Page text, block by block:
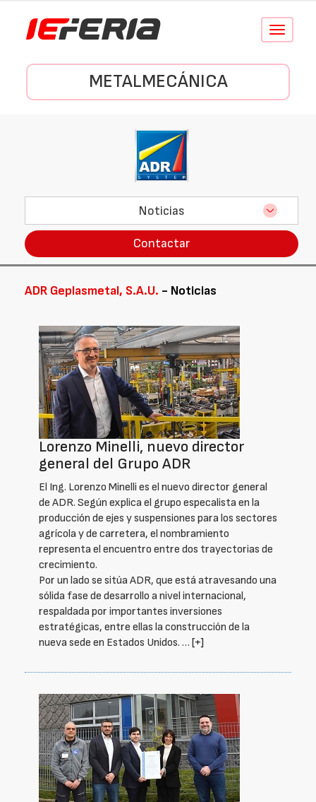
Conmutar
METALMECÁNICA
Noticias
Contactar
ADR Geplasmetal, S.A.U. - Noticias
Lorenzo Minelli, nuevo director
general del Grupo ADR
El Ing. Lorenzo Minelli es el nuevo director general
de ADR. Según explica el grupo especalista en la
producción de ejes y suspensiones para los sectores
agrícola y de carretera, el nombramiento
representa el encuentro entre dos trayectorias de
crecimiento.
Por un lado se sitúa ADR, que está atravesando una
sólida fase de desarrollo a nivel internacional,
respaldada por importantes inversiones
estratégicas, entre ellas la construcción de la
nueva sede en Estados Unidos. … [+]